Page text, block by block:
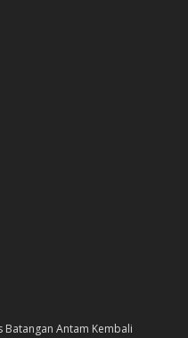
Batangan Antam Kembali